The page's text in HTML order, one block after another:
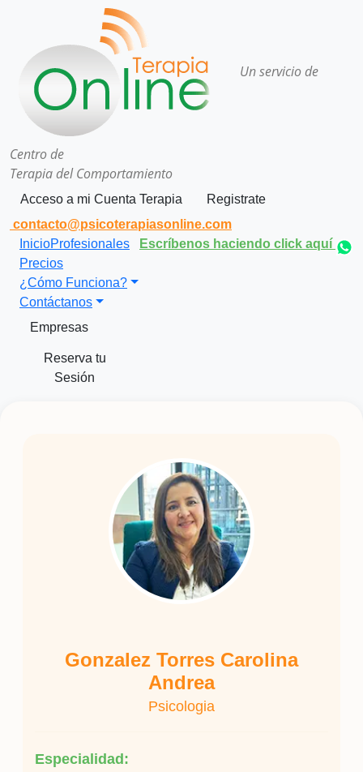
Un servicio de
Centro de
Terapia del Comportamiento
Acceso a mi Cuenta Terapia
Registrate
contacto@psicoterapiasonline.com
Escríbenos haciendo click aquí
InicioProfesionales
Precios
¿Cómo Funciona?
Contáctanos
Empresas
Reserva tu
Sesión
Gonzalez Torres Carolina
Andrea
Psicologia
Especialidad: